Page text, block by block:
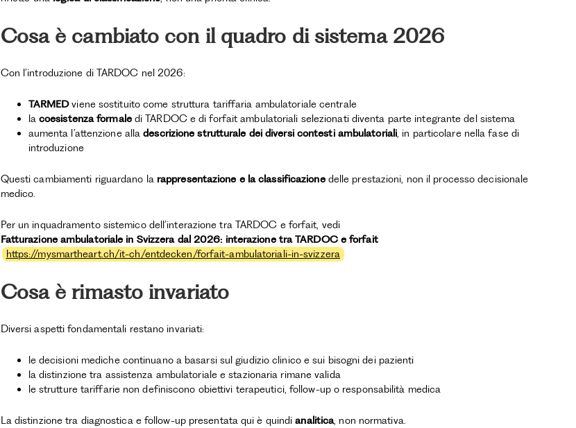
Cosa è cambiato con il quadro di sistema 2026
Con l’introduzione di TARDOC nel 2026:
TARMEDviene sostituito come struttura tariffaria ambulatoriale centrale
la coesistenza formaledi TARDOC e di forfait ambulatoriali selezionati diventa parte integrante del sistema
aumenta l’attenzione alladescrizione strutturale dei diversi contesti ambulatoriali, in particolare nella fase di
introduzione
Questi cambiamenti riguardano la rappresentazione e la classificazionedelle prestazioni, non il processo decisionale
medico.
Per un inquadramento sistemico dell’interazione tra TARDOC e forfait, vedi
Fatturazione ambulatoriale in Svizzera dal 2026: interazione tra TARDOC e forfait
https://mysmartheart.ch/it-ch/entdecken/forfait-ambulatoriali-in-svizzera
Cosa è rimasto invariato
Diversi aspetti fondamentali restano invariati:
le decisioni mediche continuano a basarsi sul giudizio clinico e sui bisogni dei pazienti
la distinzione tra assistenza ambulatoriale e stazionaria rimane valida
le strutture tariffarie non definiscono obiettivi terapeutici, follow-up o responsabilità medica
La distinzione tra diagnostica e follow-up presentata qui è quindianalitica, non normativa.